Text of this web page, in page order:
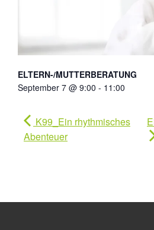
ELTERN-/MUTTERBERATUNG
September 7 @ 9:00 - 11:00
K99_Ein rhythmisches
Abenteuer